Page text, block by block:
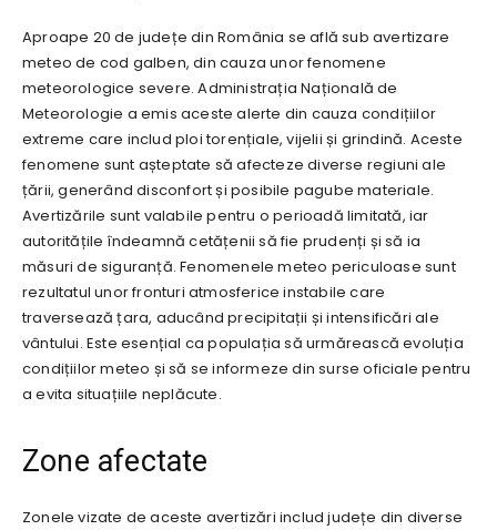
Aproape 20 de județe din România se află sub avertizare
meteo de cod galben, din cauza unor fenomene
meteorologice severe. Administrația Națională de
Meteorologie a emis aceste alerte din cauza condițiilor
extreme care includ ploi torențiale, vijelii și grindină. Aceste
fenomene sunt așteptate să afecteze diverse regiuni ale
țării, generând disconfort și posibile pagube materiale.
Avertizările sunt valabile pentru o perioadă limitată, iar
autoritățile îndeamnă cetățenii să fie prudenți și să ia
măsuri de siguranță. Fenomenele meteo periculoase sunt
rezultatul unor fronturi atmosferice instabile care
traversează țara, aducând precipitații și intensificări ale
vântului. Este esențial ca populația să urmărească evoluția
condițiilor meteo și să se informeze din surse oficiale pentru
a evita situațiile neplăcute.
Zone afectate
Zonele vizate de aceste avertizări includ județe din diverse